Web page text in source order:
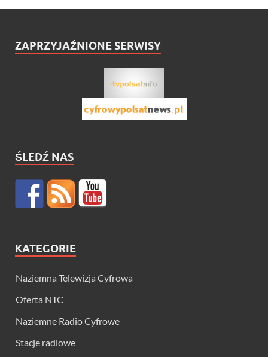
ZAPRZYJAŹNIONE SERWISY
ŚLEDŹ NAS
KATEGORIE
Naziemna Telewizja Cyfrowa
Oferta NTC
Naziemne Radio Cyfrowe
Stacje radiowe